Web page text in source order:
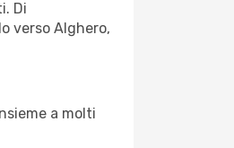
Di
verso Alghero,
a molti